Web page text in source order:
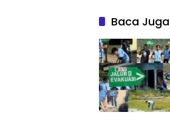
AcehBaca Juga